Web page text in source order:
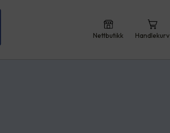
Nettbutikk Handlekurv